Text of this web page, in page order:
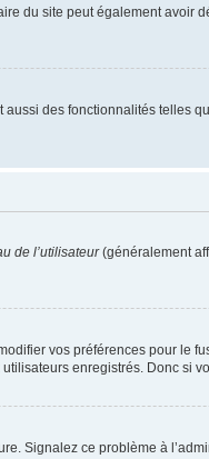
du site peut également avoir
des fonctionnalités telles
de l’utilisateur(généralement
vos préférences pour le
enregistrés. Donc si
Signalez ce problème à